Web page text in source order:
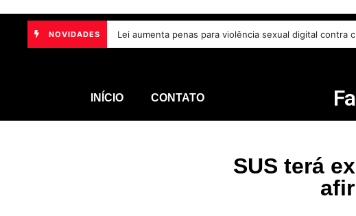
NOVIDADES Lei aumenta penas para violência sexual digital
na proteção às mulheres e desafios no combate à violência 7 de agosto de
INÍCIO CONTATO
SUS terá